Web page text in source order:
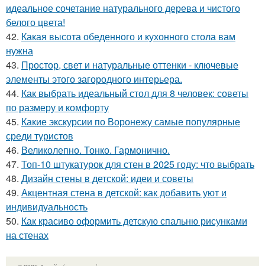
идеальное сочетание натурального дерева и чистого
белого цвета!
42. Какая высота обеденного и кухонного стола вам
нужна
43. Простор, свет и натуральные оттенки - ключевые
элементы этого загородного интерьера.
44. Как выбрать идеальный стол для 8 человек: советы
по размеру и комфорту
45. Какие экскурсии по Воронежу самые популярные
среди туристов
46. Великолепно. Тонко. Гармонично.
47. Топ-10 штукатурок для стен в 2025 году: что выбрать
48. Дизайн стены в детской: идеи и советы
49. Акцентная стена в детской: как добавить уют и
индивидуальность
50. Как красиво оформить детскую спальню рисунками
на стенах